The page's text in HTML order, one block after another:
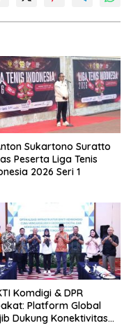
Sukartono Suratto
Peserta Liga Tenis
2026 Seri 1
Komdigi & DPR
Platform Global
Dukung Konektivitas